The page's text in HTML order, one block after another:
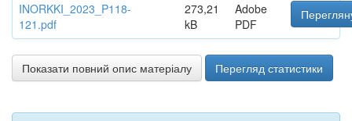
INORKKI_2023_P118-
121.pdf
273,21
kB
Adobe
PDF
Показати повний опис матеріалу Перегляд статистики